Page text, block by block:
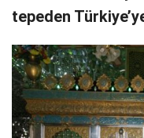
tepeden